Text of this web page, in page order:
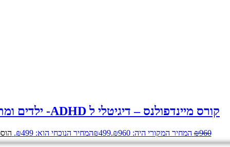
קורס מיינדפולנס – דיגיטלי ל ADHD- ילדים ומתבגרים
₪960 המחיר המקורי היה: ₪960. ₪499 המחיר הנוכחי הוא: ₪499.